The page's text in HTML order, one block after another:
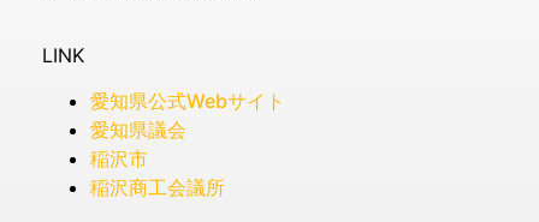
LINK
愛知県公式Webサイト
愛知県議会
稲沢市
稲沢商工会議所